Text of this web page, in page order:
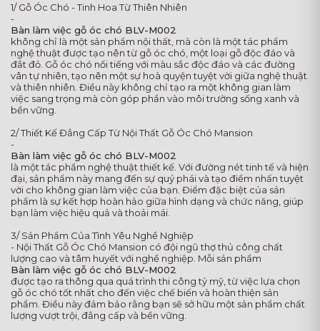
1/ Gỗ Óc Chó - Tinh Hoa Từ Thiên Nhiên
-
Bàn làm việc gỗ óc chó BLV-M002
không chỉ là một sản phẩm nội thất, mà còn là một tác phẩm
nghệ thuật được tạo nên từ gỗ óc chó, một loại gỗ độc đáo và
đắt đỏ. Gỗ óc chó nổi tiếng với màu sắc độc đáo và các đường
vân tự nhiên, tạo nên một sự hoà quyện tuyệt vời giữa nghệ thuật
và thiên nhiên. Điều này không chỉ tạo ra một không gian làm
việc sang trọng mà còn góp phần vào môi trường sống xanh và
bền vững.
2/ Thiết Kế Đẳng Cấp Từ Nội Thất Gỗ Óc Chó Mansion
-
Bàn làm việc gỗ óc chó BLV-M002
là một tác phẩm nghệ thuật thiết kế. Với đường nét tinh tế và hiện
đại, sản phẩm này mang đến sự quý phái và tạo điểm nhấn tuyệt
vời cho không gian làm việc của bạn. Điểm đặc biệt của sản
phẩm là sự kết hợp hoàn hảo giữa hình dạng và chức năng, giúp
bạn làm việc hiệu quả và thoải mái.
3/ Sản Phẩm Của Tình Yêu Nghề Nghiệp
- Nội Thất Gỗ Óc Chó Mansion có đội ngũ thợ thủ công chất
lượng cao và tâm huyết với nghề nghiệp. Mỗi sản phẩm
Bàn làm việc gỗ óc chó BLV-M002
được tạo ra thông qua quá trình thi công tỷ mỹ, từ việc lựa chọn
gỗ óc chó tốt nhất cho đến việc chế biến và hoàn thiện sản
phẩm. Điều này đảm bảo rằng bạn sẽ sở hữu một sản phẩm chất
lượng vượt trội, đẳng cấp và bền vững.